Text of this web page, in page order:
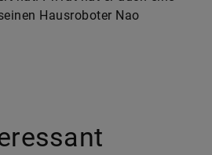
Hausroboter Nao